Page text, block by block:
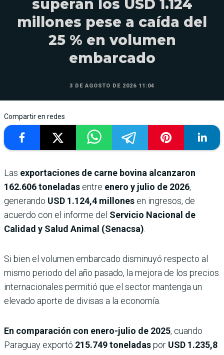
superan los USD 1.124
millones pese a caída del
25 % en volumen
embarcado
3 DE AGOSTO DE 2026 11:04
Compartir en redes
Las exportaciones de carne bovina alcanzaron
162.606 toneladas entre enero y julio de 2026,
generando USD 1.124,4 millones en ingresos, de
acuerdo con el informe del Servicio Nacional de
Calidad y Salud Animal (Senacsa).
Si bien el volumen embarcado disminuyó respecto al
mismo periodo del año pasado, la mejora de los precios
internacionales permitió que el sector mantenga un
elevado aporte de divisas a la economía.
En comparación con enero-julio de 2025, cuando
Paraguay exportó 215.749 toneladaspor USD 1.235,8